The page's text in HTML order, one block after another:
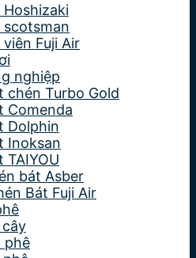
Hoshizaki
scotsman
Fuji Air
nghiệp
chén Turbo Gold
Comenda
Dolphin
Inoksan
TAIYOU
bát Asber
Bát Fuji Air
phê